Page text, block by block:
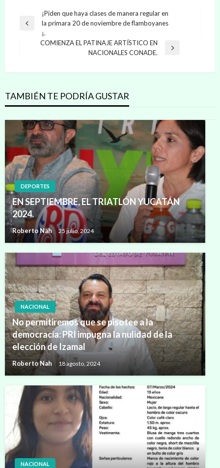
Navegación
de
entradas
Entrada
¡Piden que haya clases de manera regular en
la primara 20 de noviembre de flamboyanes
¡.
COMIENZA EL PATINAJE ARTÍSTICO EN
NACIONALES CONADE.
TAMBIÉN TE PODRÍA GUSTAR
DEPORTES
EN SEPTIEMBRE, EL TRIATLÓN YUCATÁN
2024.
Roberto Nah 25 julio, 2024
NACIONAL
No permitiremos que se pisotee a la
democracia: PRI impugna la nulidad de la
elección de Izamal
Roberto Nah 18 agosto, 2024
NACIONAL